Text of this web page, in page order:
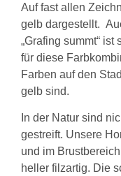
Auf fast allen
gelb dargestellt.
„Grafing summt“
für diese
Farben auf den
gelb sind.
In der Natur sind
gestreift. Unsere
und im
heller filzartig. Die